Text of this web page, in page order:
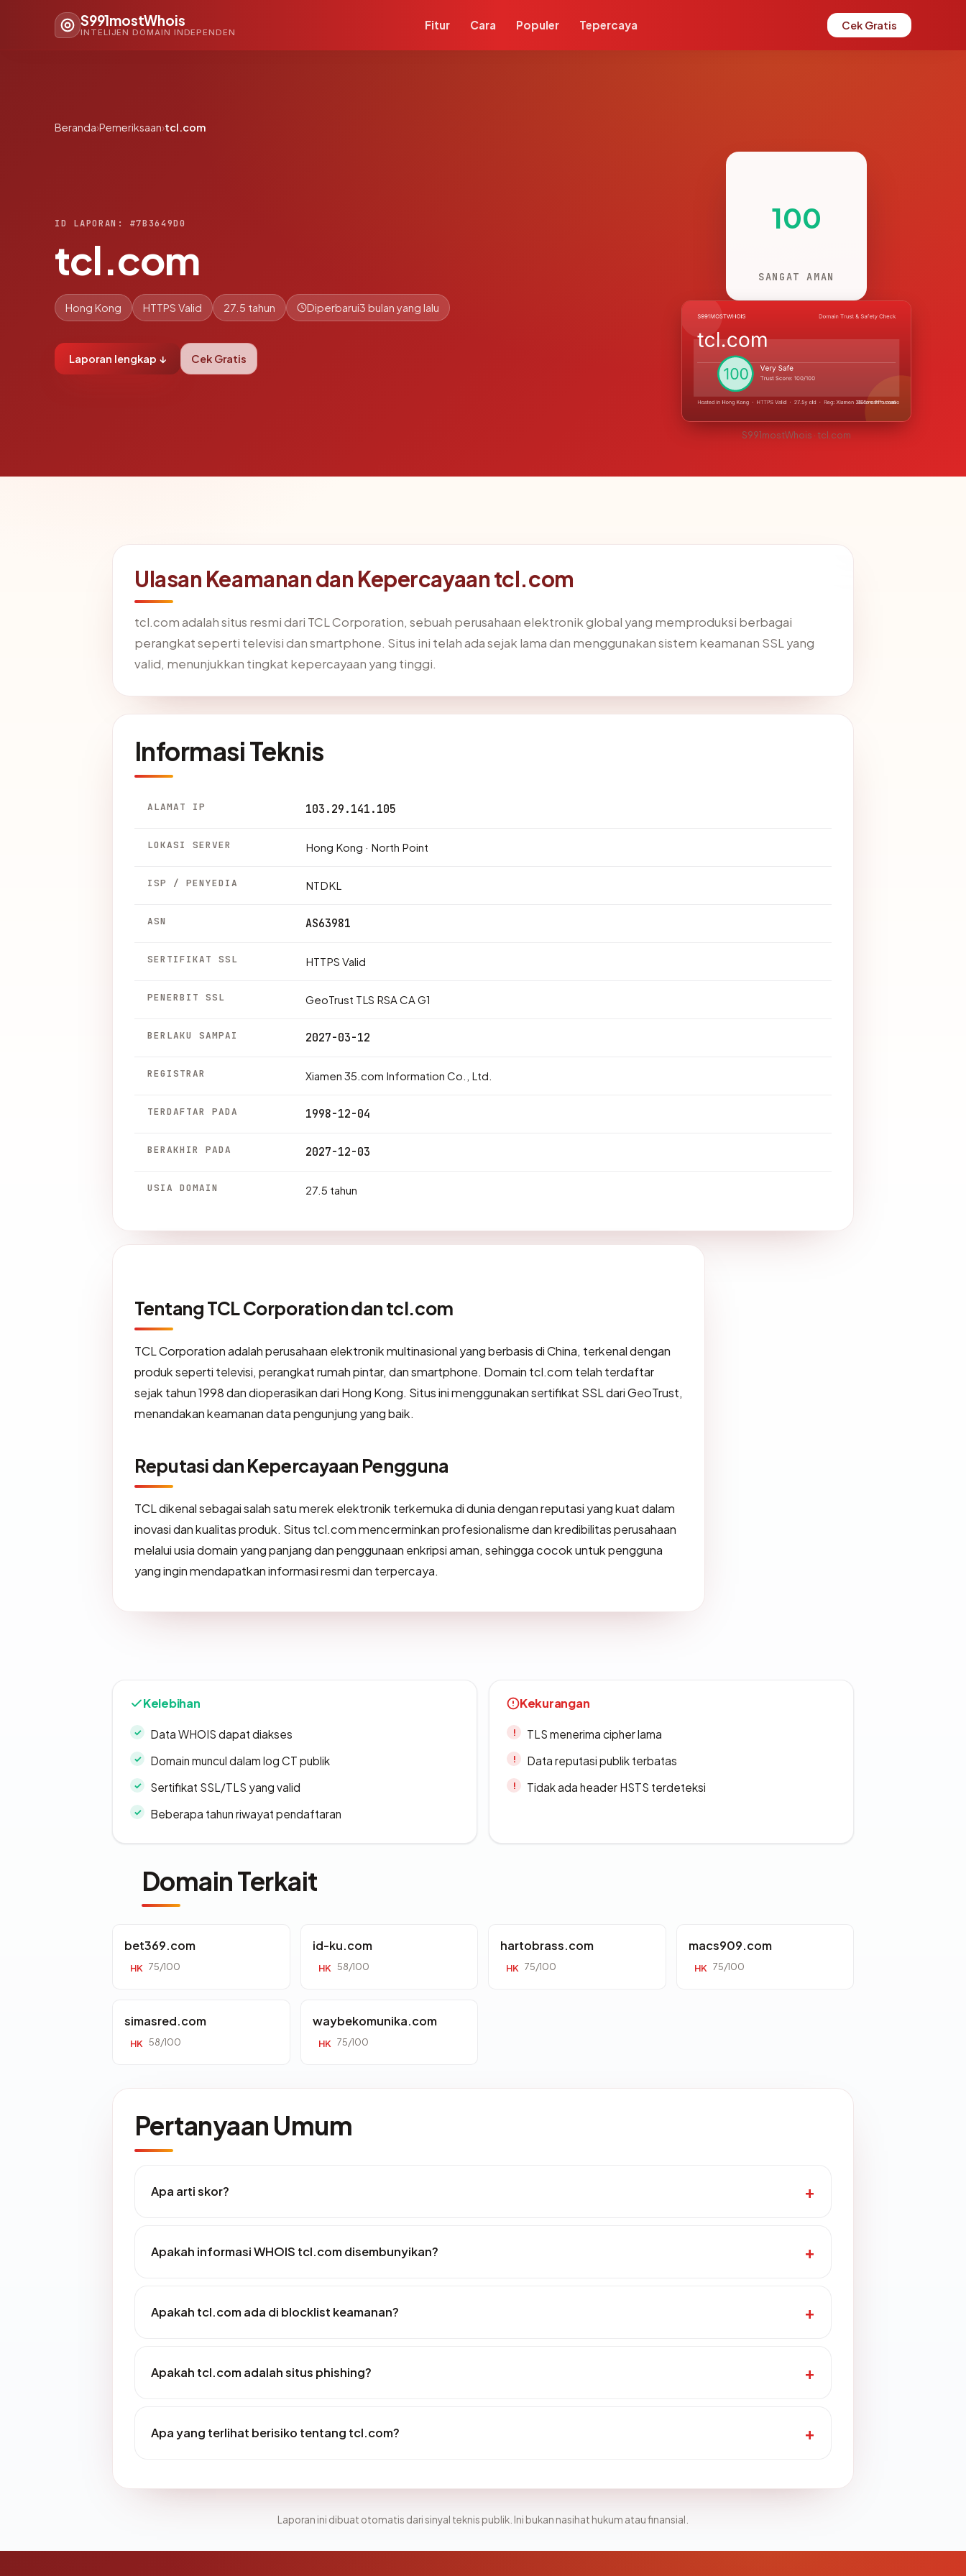
S991mostWhois
INTELIJEN DOMAIN INDEPENDEN
Fitur Cara Populer Tepercaya Cek Gratis
Beranda›Pemeriksaan›tcl.com
ID LAPORAN: #7B3649D0
tcl.com
Hong Kong HTTPS Valid 27.5 tahun Diperbarui3 bulan yang lalu
Laporan lengkap ↓ Cek Gratis
100
SANGAT AMAN
S991mostWhois · tcl.com
Ulasan Keamanan dan Kepercayaan tcl.com
tcl.com adalah situs resmi dari TCL Corporation, sebuah perusahaan elektronik global yang memproduksi berbagai
perangkat seperti televisi dan smartphone. Situs ini telah ada sejak lama dan menggunakan sistem keamanan SSL yang
valid, menunjukkan tingkat kepercayaan yang tinggi.
Informasi Teknis
ALAMAT IP 103.29.141.105
LOKASI SERVER Hong Kong · North Point
ISP / PENYEDIA NTDKL
ASN AS63981
SERTIFIKAT SSL HTTPS Valid
PENERBIT SSL GeoTrust TLS RSA CA G1
BERLAKU SAMPAI 2027-03-12
REGISTRAR Xiamen 35.com Information Co., Ltd.
TERDAFTAR PADA 1998-12-04
BERAKHIR PADA 2027-12-03
USIA DOMAIN 27.5 tahun
Tentang TCL Corporation dan tcl.com
TCL Corporation adalah perusahaan elektronik multinasional yang berbasis di China, terkenal dengan
produk seperti televisi, perangkat rumah pintar, dan smartphone. Domain tcl.com telah terdaftar
sejak tahun 1998 dan dioperasikan dari Hong Kong. Situs ini menggunakan sertifikat SSL dari GeoTrust,
menandakan keamanan data pengunjung yang baik.
Reputasi dan Kepercayaan Pengguna
TCL dikenal sebagai salah satu merek elektronik terkemuka di dunia dengan reputasi yang kuat dalam
inovasi dan kualitas produk. Situs tcl.com mencerminkan profesionalisme dan kredibilitas perusahaan
melalui usia domain yang panjang dan penggunaan enkripsi aman, sehingga cocok untuk pengguna
yang ingin mendapatkan informasi resmi dan terpercaya.
Kelebihan
Data WHOIS dapat diakses
Domain muncul dalam log CT publik
Sertifikat SSL/TLS yang valid
Beberapa tahun riwayat pendaftaran
Kekurangan
TLS menerima cipher lama
Data reputasi publik terbatas
Tidak ada header HSTS terdeteksi
Domain Terkait
bet369.com
HK 75/100
id-ku.com
HK 58/100
hartobrass.com
HK 75/100
macs909.com
HK 75/100
simasred.com
HK 58/100
waybekomunika.com
HK 75/100
Pertanyaan Umum
Apa arti skor?
Apakah informasi WHOIS tcl.com disembunyikan?
Apakah tcl.com ada di blocklist keamanan?
Apakah tcl.com adalah situs phishing?
Apa yang terlihat berisiko tentang tcl.com?
Laporan ini dibuat otomatis dari sinyal teknis publik. Ini bukan nasihat hukum atau finansial.